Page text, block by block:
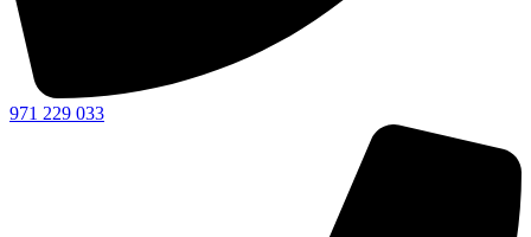
971 229 033